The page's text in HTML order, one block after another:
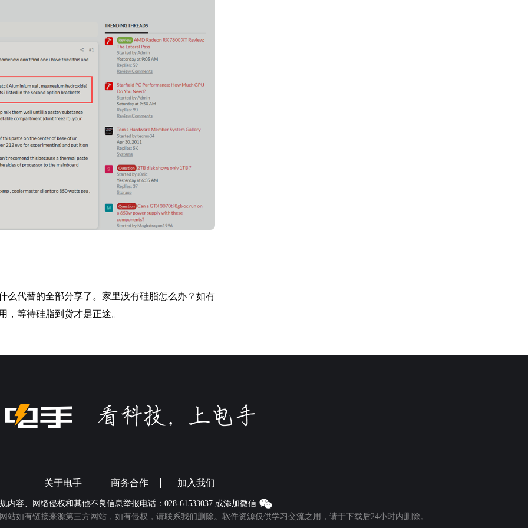
么代替的全部分享了。家里没有硅脂怎么办？如有
，等待硅脂到货才是正途。
关于电手 商务合作 加入我们
内容、网络侵权和其他不良信息举报电话：028-61533037 或添加微信
站如有链接来源第三方网站，如有侵权，请联系我们删除。软件资源仅供学习交流之用，请于下载后24小时内删除。